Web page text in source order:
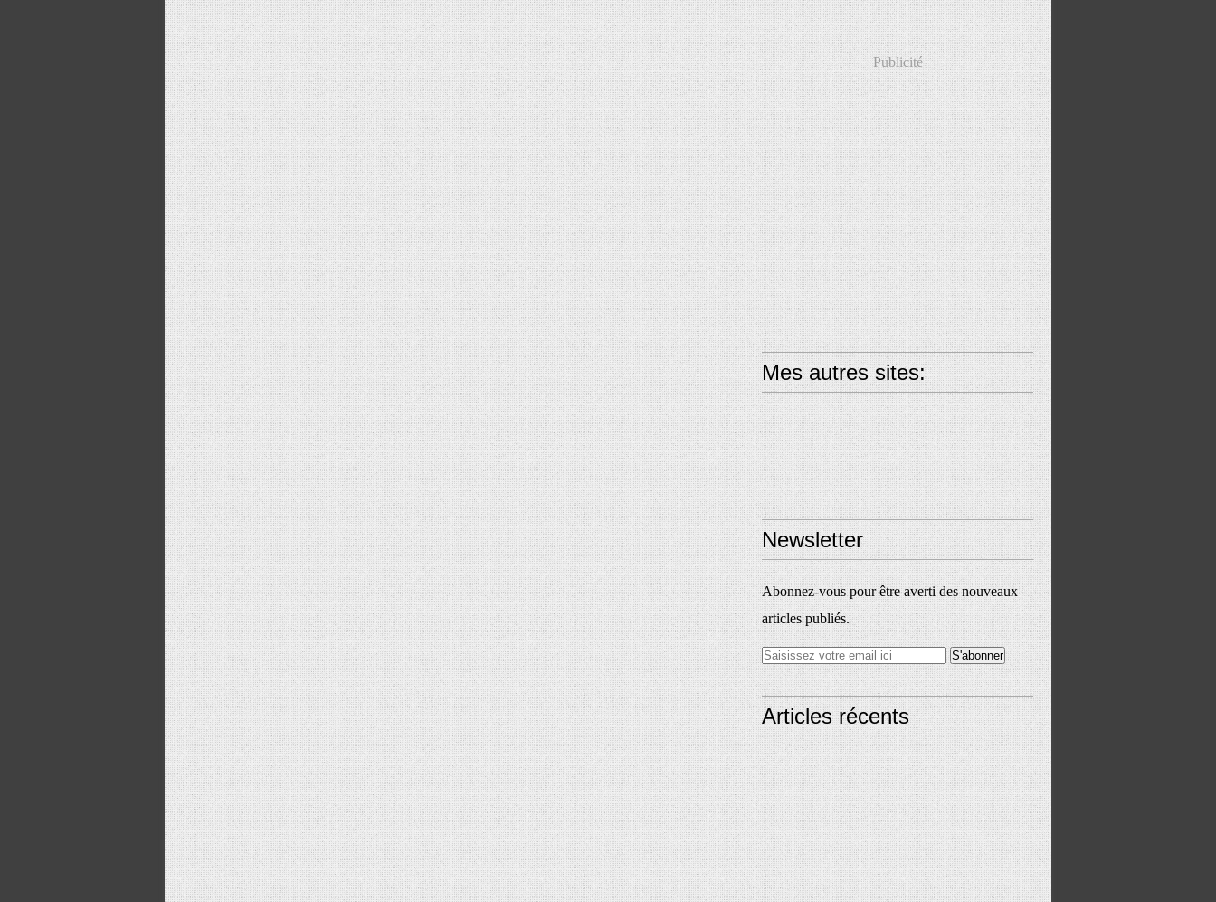
Publicité
Mes autres sites:
Newsletter
Abonnez-vous pour être averti des nouveaux
articles publiés.
Articles récents